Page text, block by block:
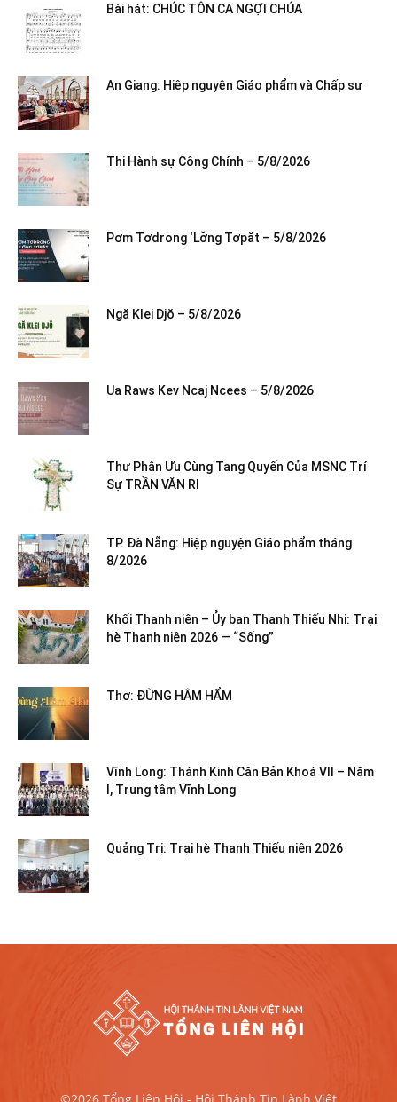
Bài hát: CHÚC TÔN CA NGỢI CHÚA
An Giang: Hiệp nguyện Giáo phẩm và Chấp sự
Thi Hành sự Công Chính – 5/8/2026
Pơm Tơdrong ‘Lơ̆ng Tơpăt – 5/8/2026
Ngă Klei Djŏ – 5/8/2026
Ua Raws Kev Ncaj Ncees – 5/8/2026
Thư Phân Ưu Cùng Tang Quyến Của MSNC Trí
Sự TRẦN VĂN RI
TP. Đà Nẵng: Hiệp nguyện Giáo phẩm tháng
8/2026
Khối Thanh niên – Ủy ban Thanh Thiếu Nhi: Trại
hè Thanh niên 2026 — “Sống”
Thơ: ĐỪNG HÂM HẨM
Vĩnh Long: Thánh Kinh Căn Bản Khoá VII – Năm
I, Trung tâm Vĩnh Long
Quảng Trị: Trại hè Thanh Thiếu niên 2026